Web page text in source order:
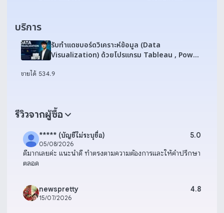
บริการ
รับทำแดชบอร์ดวิเคราะห์ข้อมูล (Data
Visualization) ด้วยโปรแกรม Tableau , Power
ขายได้ 534.9
รีวิวจากผู้ซื้อ
***** (บัญชีไม่ระบุชื่อ)
05/08/2026
5.0
ดีมากเลยค่ะ แนะนำดี ทำตรงตามความต้องการและให้คำปรึกษา
ตลอด
newspretty
15/07/2026
4.8